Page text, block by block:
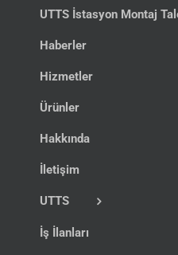
UTTS İstasyon Montaj
Haberler
Hizmetler
Ürünler
Hakkında
İletişim
UTTS
İş İlanları